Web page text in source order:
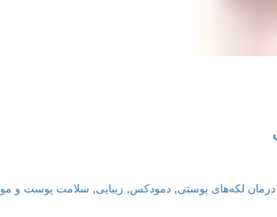
درمان لکه‌های پوستی, دمودکس, زیبایی, سلامت پوست و مو